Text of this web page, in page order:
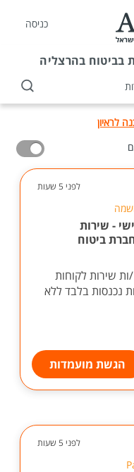
כניסה
בביטוח בהרצליה
לראיון
לפני 5 שעות
- שירות
ביטוח
ות שירות לקוחות
נכנסות בלבד ללא
הגשת מועמדות
לפני 5 שעות